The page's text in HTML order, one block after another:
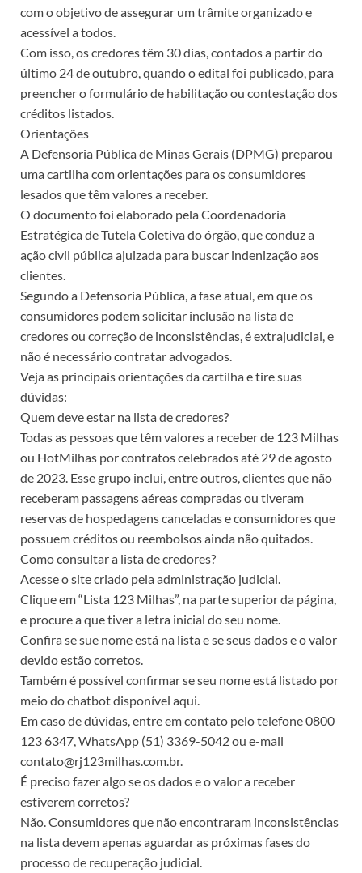
com o objetivo de assegurar um trâmite organizado e
acessível a todos.
Com isso, os credores têm 30 dias, contados a partir do
último 24 de outubro, quando o edital foi publicado, para
preencher o formulário de habilitação ou contestação dos
créditos listados.
Orientações
A Defensoria Pública de Minas Gerais (DPMG) preparou
uma cartilha com orientações para os consumidores
lesados que têm valores a receber.
O documento foi elaborado pela Coordenadoria
Estratégica de Tutela Coletiva do órgão, que conduz a
ação civil pública ajuizada para buscar indenização aos
clientes.
Segundo a Defensoria Pública, a fase atual, em que os
consumidores podem solicitar inclusão na lista de
credores ou correção de inconsistências, é extrajudicial, e
não é necessário contratar advogados.
Veja as principais orientações da cartilha e tire suas
dúvidas:
Quem deve estar na lista de credores?
Todas as pessoas que têm valores a receber de 123 Milhas
ou HotMilhas por contratos celebrados até 29 de agosto
de 2023. Esse grupo inclui, entre outros, clientes que não
receberam passagens aéreas compradas ou tiveram
reservas de hospedagens canceladas e consumidores que
possuem créditos ou reembolsos ainda não quitados.
Como consultar a lista de credores?
Acesse o site criado pela administração judicial.
Clique em “Lista 123 Milhas”, na parte superior da página,
e procure a que tiver a letra inicial do seu nome.
Confira se sue nome está na lista e se seus dados e o valor
devido estão corretos.
Também é possível confirmar se seu nome está listado por
meio do chatbot disponível aqui.
Em caso de dúvidas, entre em contato pelo telefone 0800
123 6347, WhatsApp (51) 3369-5042 ou e-mail
contato@rj123milhas.com.br.
É preciso fazer algo se os dados e o valor a receber
estiverem corretos?
Não. Consumidores que não encontraram inconsistências
na lista devem apenas aguardar as próximas fases do
processo de recuperação judicial.